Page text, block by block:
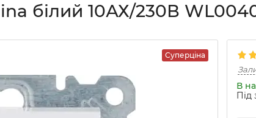
білий 10АХ/230В
Суперціна
В
Під